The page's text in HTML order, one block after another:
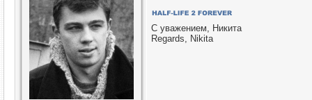
С уважением, Никита
Regards, Nikita